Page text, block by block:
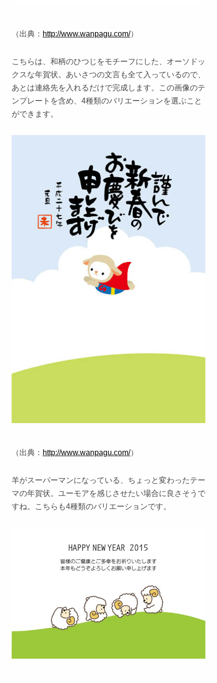
（出典： http://www.wanpagu.com/）
こちらは、和柄のひつじをモチーフにした、オーソドッ
クスな年賀状。あいさつの文言も全て入っているので、
あとは連絡先を入れるだけで完成します。この画像のテ
ンプレートを含め、4種類のバリエーションを選ぶこと
ができます。
（出典： http://www.wanpagu.com/）
羊がスーパーマンになっている、ちょっと変わったテー
マの年賀状。ユーモアを感じさせたい場合に良さそうで
すね。こちらも4種類のバリエーションです。